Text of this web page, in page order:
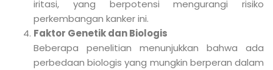
iritasi, yang berpotensi mengurangi risiko
perkembangan kanker ini.
Faktor Genetik dan Biologis
Beberapa penelitian menunjukkan bahwa ada
perbedaan biologis yang mungkin berperan dalam